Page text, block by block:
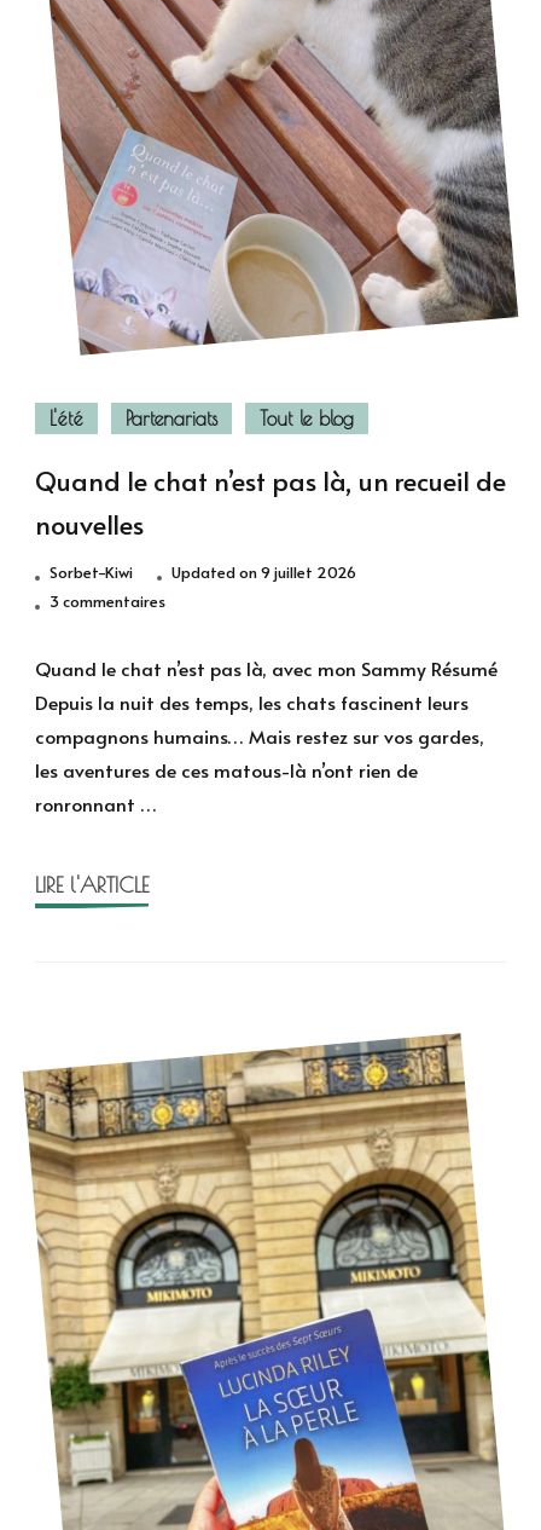
L'été Partenariats Tout le blog
Quand le chat n’est pas là, un recueil de
nouvelles
Sorbet-Kiwi Updated on9 juillet 2026
3 commentairessur
n’est
pas
là,
Quand le chat n’est pas là, avec mon Sammy Résumé
Depuis la nuit des temps, les chats fascinent leurs
compagnons humains… Mais restez sur vos gardes,
les aventures de ces matous-là n’ont rien de
ronronnant …
LIRE l'ARTICLE